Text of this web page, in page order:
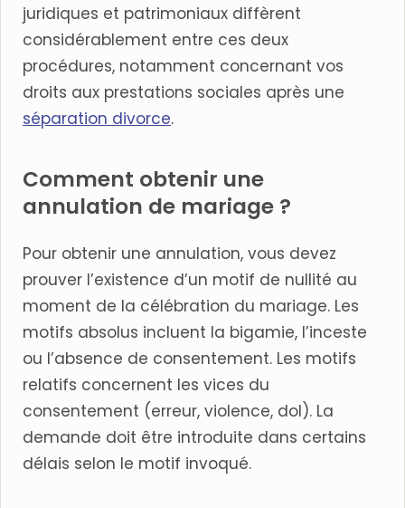
juridiques et patrimoniaux diffèrent
considérablement entre ces deux
procédures, notamment concernant vos
droits aux prestations sociales après une
séparation divorce.
Comment obtenir une
annulation de mariage ?
Pour obtenir une annulation, vous devez
prouver l’existence d’un motif de nullité au
moment de la célébration du mariage. Les
motifs absolus incluent la bigamie, l’inceste
ou l’absence de consentement. Les motifs
relatifs concernent les vices du
consentement (erreur, violence, dol). La
demande doit être introduite dans certains
délais selon le motif invoqué.